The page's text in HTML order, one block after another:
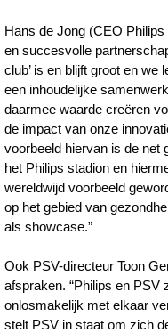
Hans de Jong (CEO
en succesvolle
club’ is en blijft groot en we
een inhoudelijke
daarmee waarde creëren
de impact van onze
voorbeeld hiervan is de net
het Philips stadion en
wereldwijd voorbeeld
op het gebied van
als showcase.”
Ook PSV-directeur Toon
afspraken. “Philips en PSV
onlosmakelijk met elkaar
stelt PSV in staat om zich